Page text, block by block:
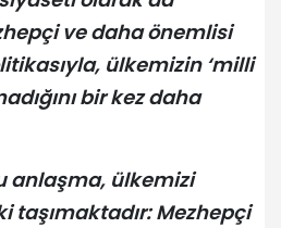
ve daha önemlisi
ülkemizin ‘milli
bir kez daha
anlaşma, ülkemizi
taşımaktadır: Mezhepçi